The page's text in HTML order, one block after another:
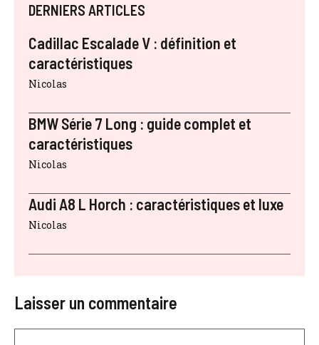
DERNIERS ARTICLES
Cadillac Escalade V : définition et
caractéristiques
Nicolas
BMW Série 7 Long : guide complet et
caractéristiques
Nicolas
Audi A8 L Horch : caractéristiques et luxe
Nicolas
Laisser un commentaire